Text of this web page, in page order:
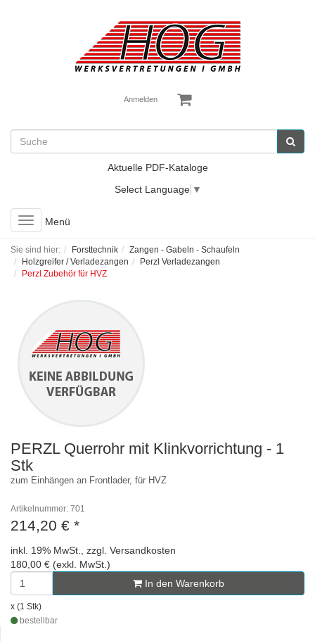
Anmelden
Aktuelle PDF-Kataloge
Select Language ▼
Toggle
navigation
Menü
Sie sind hier: Forsttechnik
Zangen - Gabeln - Schaufeln
Holzgreifer / Verladezangen
Perzl Verladezangen
Perzl Zubehör für HVZ
PERZL Querrohr mit Klinkvorrichtung - 1
Stk
zum Einhängen an Frontlader, für HVZ
Artikelnummer: 701
214,20 € *
inkl. 19% MwSt., zzgl. Versandkosten
180,00 € (exkl. MwSt.)
In den Warenkorb
x (1 Stk)
bestellbar